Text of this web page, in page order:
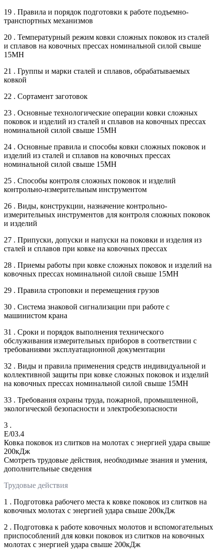
19 . Правила и порядок подготовки к работе подъемно-
транспортных механизмов
20 . Температурный режим ковки сложных поковок из сталей
и сплавов на ковочных прессах номинальной силой свыше
15МН
21 . Группы и марки сталей и сплавов, обрабатываемых
ковкой
22 . Сортамент заготовок
23 . Основные технологические операции ковки сложных
поковок и изделий из сталей и сплавов на ковочных прессах
номинальной силой свыше 15МН
24 . Основные правила и способы ковки сложных поковок и
изделий из сталей и сплавов на ковочных прессах
номинальной силой свыше 15МН
25 . Способы контроля сложных поковок и изделий
контрольно-измерительным инструментом
26 . Виды, конструкции, назначение контрольно-
измерительных инструментов для контроля сложных поковок
и изделий
27 . Припуски, допуски и напуски на поковки и изделия из
сталей и сплавов при ковке на ковочных прессах
28 . Приемы работы при ковке сложных поковок и изделий на
ковочных прессах номинальной силой свыше 15МН
29 . Правила строповки и перемещения грузов
30 . Система знаковой сигнализации при работе с
машинистом крана
31 . Сроки и порядок выполнения технического
обслуживания измерительных приборов в соответствии с
требованиями эксплуатационной документации
32 . Виды и правила применения средств индивидуальной и
коллективной защиты при ковке сложных поковок и изделий
на ковочных прессах номинальной силой свыше 15МН
33 . Требования охраны труда, пожарной, промышленной,
экологической безопасности и электробезопасности
3 .
E/03.4
Ковка поковок из слитков на молотах с энергией удара свыше
200кДж
Смотреть трудовые действия, необходимые знания и умения,
дополнительные сведения
Трудовые действия
1 . Подготовка рабочего места к ковке поковок из слитков на
ковочных молотах с энергией удара свыше 200кДж
2 . Подготовка к работе ковочных молотов и вспомогательных
приспособлений для ковки поковок из слитков на ковочных
молотах с энергией удара свыше 200кДж